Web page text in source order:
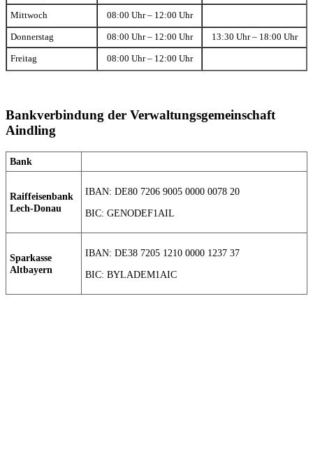
Mittwoch 08:00 Uhr – 12:00 Uhr
Donnerstag 08:00 Uhr – 12:00 Uhr 13:30 Uhr – 18:00 Uhr
Freitag 08:00 Uhr – 12:00 Uhr
Bankverbindung der Verwaltungsgemeinschaft
Aindling
Bank
Raiffeisenbank
Lech-Donau
IBAN: DE80 7206 9005 0000 0078 20
BIC: GENODEF1AIL
Sparkasse
Altbayern
IBAN: DE38 7205 1210 0000 1237 37
BIC: BYLADEM1AIC